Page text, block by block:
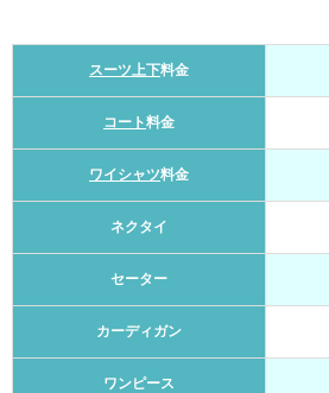
スーツ上下料金
コート料金
ワイシャツ料金
ネクタイ
セーター
カーディガン
ワンピース